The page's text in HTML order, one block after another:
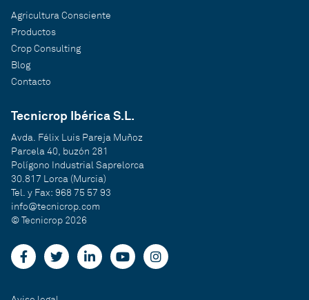
Agricultura Consciente
Productos
Crop Consulting
Blog
Contacto
Tecnicrop Ibérica S.L.
Avda. Félix Luis Pareja Muñoz
Parcela 40, buzón 281
Polígono Industrial Saprelorca
30.817 Lorca (Murcia)
Tel. y Fax: 968 75 57 93
info@tecnicrop.com
© Tecnicrop 2026